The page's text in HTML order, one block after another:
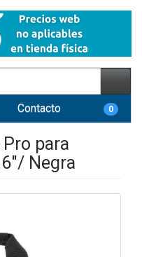
Contacto 0
para
Negra